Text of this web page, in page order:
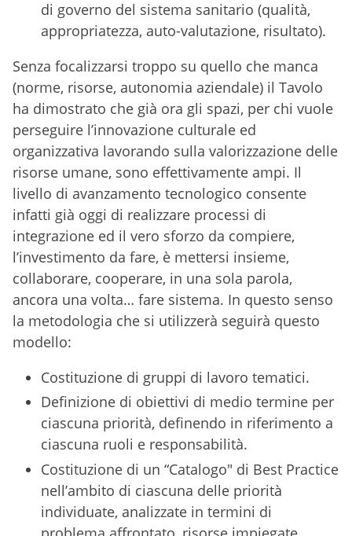
di governo del sistema sanitario (qualità,
appropriatezza, auto-valutazione, risultato).
Senza focalizzarsi troppo su quello che manca
(norme, risorse, autonomia aziendale) il Tavolo
ha dimostrato che già ora gli spazi, per chi vuole
perseguire l’innovazione culturale ed
organizzativa lavorando sulla valorizzazione delle
risorse umane, sono effettivamente ampi. Il
livello di avanzamento tecnologico consente
infatti già oggi di realizzare processi di
integrazione ed il vero sforzo da compiere,
l’investimento da fare, è mettersi insieme,
collaborare, cooperare, in una sola parola,
ancora una volta… fare sistema. In questo senso
la metodologia che si utilizzerà seguirà questo
modello:
Costituzione di gruppi di lavoro tematici.
Definizione di obiettivi di medio termine per
ciascuna priorità, definendo in riferimento a
ciascuna ruoli e responsabilità.
Costituzione di un “Catalogo" di Best Practice
nell’ambito di ciascuna delle priorità
individuate, analizzate in termini di